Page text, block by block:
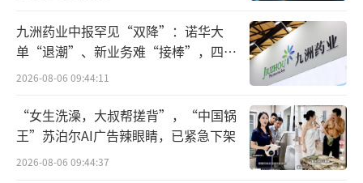
元、1.42亿元和2.76亿元，分别占同年总收入
的56.6%、86.0%及88.5%；同期，智能影像解
决方案收入占比则有所下滑，也就是说黑芝麻
的主要关注点集中于自动驾驶产品方面。
从产品节奏来看，2019年8月，黑芝麻发布
九洲药业中报罕见“双降”：诺华大
单“退潮”、新业务难“接棒”，四大
难关待闯
2026-08-06 09:44:11
“女生洗澡，大叔帮搓背”，“中国锅
王”苏泊尔AI广告辣眼睛，已紧急下架
2026-08-06 09:44:37